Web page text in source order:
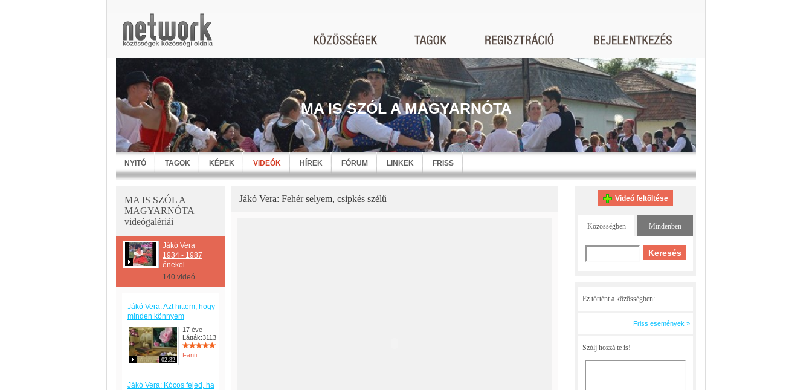
MA IS SZÓL A MAGYARNÓTA
NYITÓ TAGOK KÉPEK VIDEÓK HÍREK FÓRUM LINKEK FRISS
MA IS SZÓL A
MAGYARNÓTA
videógalériái
Jákó Vera
1934 - 1987
énekel
140 videó
Jákó Vera: Azt hittem, hogy
minden könnyem
02:32
17 éve
Látták:3113
Fanti
Jákó Vera: Kócos fejed, ha
Jákó Vera: Fehér selyem, csipkés szélű Videó feltöltése
Közösségben Mindenben
Ez történt a közösségben:
Friss események »
Szólj hozzá te is!